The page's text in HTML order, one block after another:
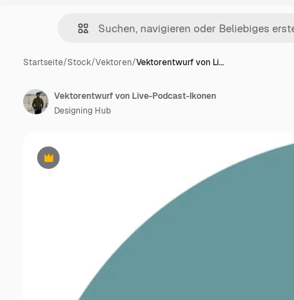
Startseite/Stock/Vektoren/Vektorentwurf von Li…
Premium
Vektorentwurf von Live-Podcast-Ikonen
Designing Hub